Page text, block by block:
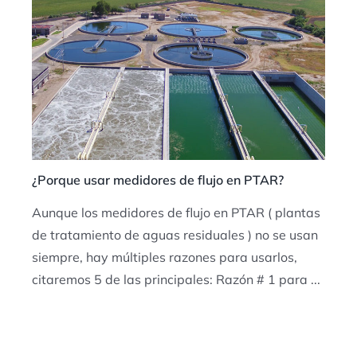
¿Porque usar medidores de flujo en PTAR?
Aunque los medidores de flujo en PTAR ( plantas
de tratamiento de aguas residuales ) no se usan
siempre, hay múltiples razones para usarlos,
citaremos 5 de las principales: Razón # 1 para ...